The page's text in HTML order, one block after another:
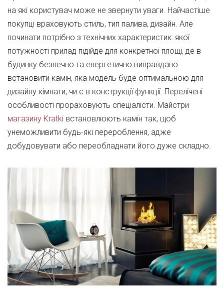
на які користувач може не звернути уваги. Найчастіше
покупці враховують стиль, тип палива, дизайн. Але
починати потрібно з технічних характеристик: якої
потужності прилад підійде для конкретної площі, де в
будинку безпечно та енергетично виправдано
встановити камін, яка модель буде оптимальною для
дизайну кімнати, чи є в конструкції функції. Перелічені
особливості прораховують спеціалісти. Майстри
магазину Kratki встановлюють камін так, щоб
унеможливити будь-які перероблення, адже
добудовувати або переобладнати його дуже складно.